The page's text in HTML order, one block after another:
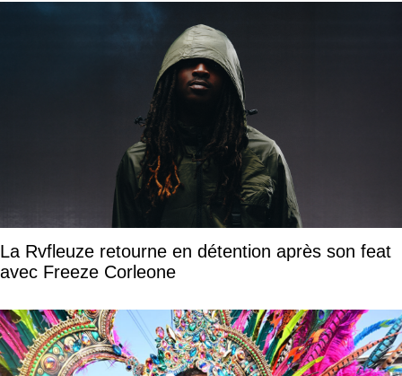
La Rvfleuze retourne en détention après son feat
avec Freeze Corleone